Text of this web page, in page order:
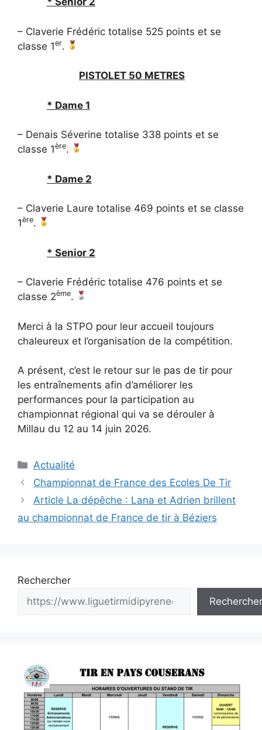
– Claverie Frédéric totalise 525 points et se
classe 1er.
PISTOLET 50 METRES
* Dame 1
– Denais Séverine totalise 338 points et se
classe 1ère.
* Dame 2
– Claverie Laure totalise 469 points et se classe
1ère.
* Senior 2
– Claverie Frédéric totalise 476 points et se
classe 2ème.
Merci à la STPO pour leur accueil toujours
chaleureux et l’organisation de la compétition.
A présent, c’est le retour sur le pas de tir pour
les entraînements afin d’améliorer les
performances pour la participation au
championnat régional qui va se dérouler à
Millau du 12 au 14 juin 2026.
Catégories
Actualité
Navigation
des
Championnat de France des Ecoles De Tir
Article La dépêche : Lana et Adrien brillent
au championnat de France de tir à Béziers
Rechercher
Rechercher